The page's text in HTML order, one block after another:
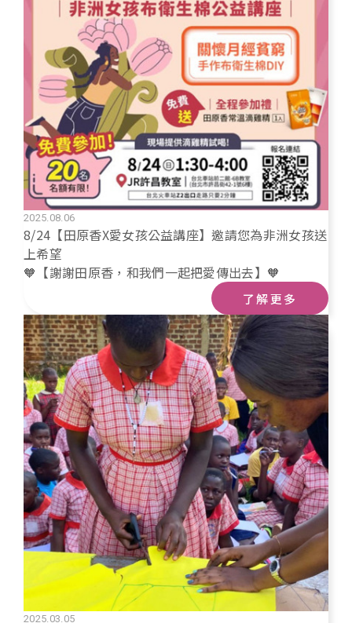
2025.08.06
8/24【田原香X愛女孩公益講座】邀請您為非洲女孩送
上希望
🧡【謝謝田原香，和我們一起把愛傳出去】🧡
了解更多
2025.03.05